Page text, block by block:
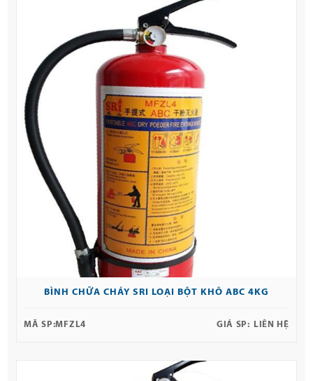
BÌNH CHỮA CHÁY SRI LOẠI BỘT KHÔ ABC 4KG
MÃ SP:MFZL4 GIÁ SP: LIÊN HỆ